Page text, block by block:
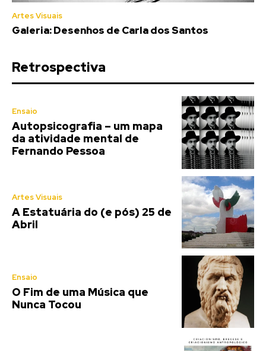
Artes Visuais
Galeria: Desenhos de Carla dos Santos
Retrospectiva
Ensaio
Autopsicografia – um mapa
da atividade mental de
Fernando Pessoa
Artes Visuais
A Estatuária do (e pós) 25 de
Abril
Ensaio
O Fim de uma Música que
Nunca Tocou